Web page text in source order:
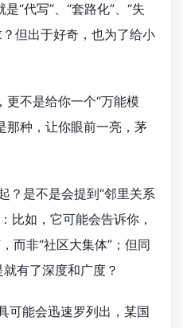
“代写”、“套路化”、“失
但出于好奇，也为了给小
更不是给你一个“万能模
那种，让你眼前一亮，茅
？是不是会提到“邻里关系
比如，它可能会告诉你，
而非“社区大集体”；但同
就有了深度和广度？
可能会迅速罗列出，某国